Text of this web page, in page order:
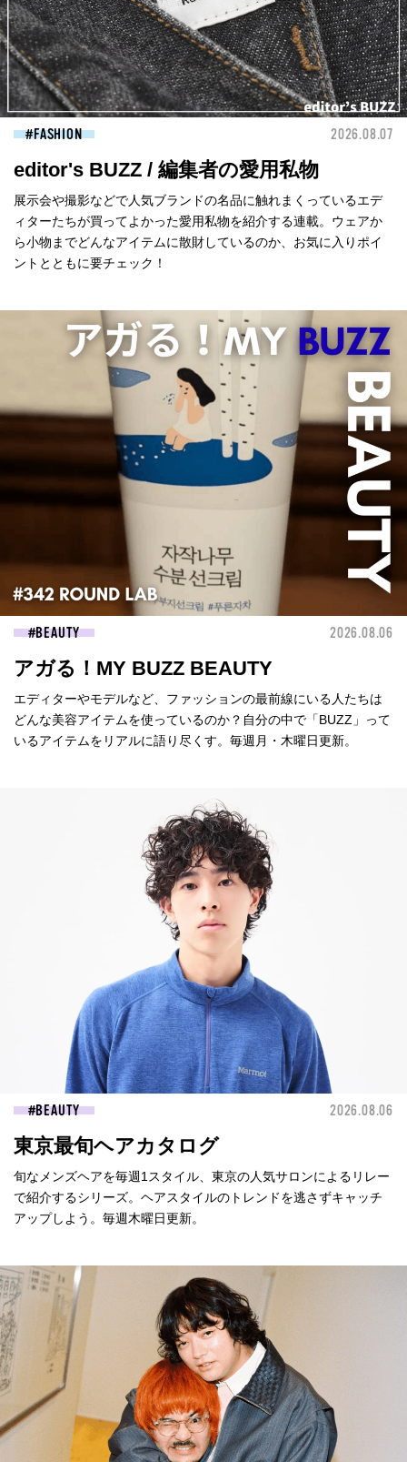
FASHION 2026.08.07
editor's BUZZ / 編集者の愛用私物
展示会や撮影などで人気ブランドの名品に触れまくっているエデ
ィターたちが買ってよかった愛用私物を紹介する連載。ウェアか
ら小物までどんなアイテムに散財しているのか、お気に入りポイ
ントとともに要チェック！
BEAUTY 2026.08.06
アガる！MY BUZZ BEAUTY
エディターやモデルなど、ファッションの最前線にいる人たちは
どんな美容アイテムを使っているのか？自分の中で「BUZZ」って
いるアイテムをリアルに語り尽くす。毎週月・木曜日更新。
BEAUTY 2026.08.06
東京最旬ヘアカタログ
旬なメンズヘアを毎週1スタイル、東京の人気サロンによるリレー
で紹介するシリーズ。ヘアスタイルのトレンドを逃さずキャッチ
アップしよう。毎週木曜日更新。